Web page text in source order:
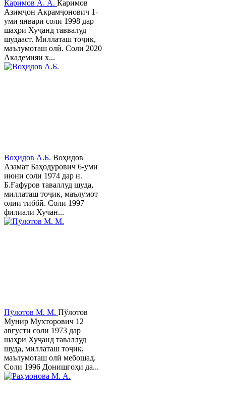
Каримов А. А. Каримов
Азимҷон Акрамҷонович 1-
уми январи соли 1998 дар
шаҳри Хуҷанд таввалуд
шудааст. Миллаташ тоҷик,
маълумоташ олӣ. Соли 2020
Академияи х...
Воҳидов А.Б. Воҳидов
Азамат Баҳодурович 6-уми
июни соли 1974 дар н.
Б.Ғафуров таваллуд шуда,
миллаташ тоҷик, маълумот
олии тиббӣ. Соли 1997
филиали Хучан...
Пӯлотов М. М. Пўлотов
Мунир Мухторович 12
августи соли 1973 дар
шаҳри Хуҷанд таваллуд
шуда, миллаташ тоҷик,
маълумоташ олӣ мебошад.
Соли 1996 Донишгоҳи да...